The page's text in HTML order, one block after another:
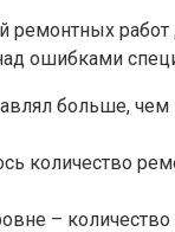
ошибками
больше,
–